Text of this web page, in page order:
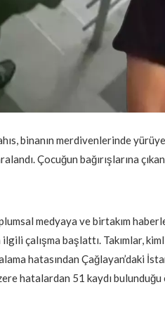
binanın merdivenlerinde
Çocuğun bağırışlarına
medyaya ve birtakım
çalışma başlattı. Takımlar,
hatasından Çağlayan’daki
hatalardan 51 kaydı